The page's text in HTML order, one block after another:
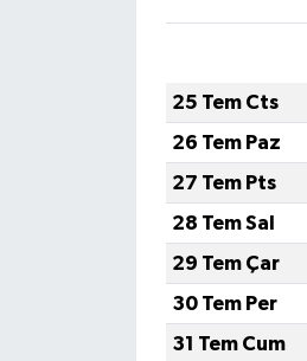
25 Tem Cts
26 Tem Paz
27 Tem Pts
28 Tem Sal
29 Tem Çar
30 Tem Per
31 Tem Cum